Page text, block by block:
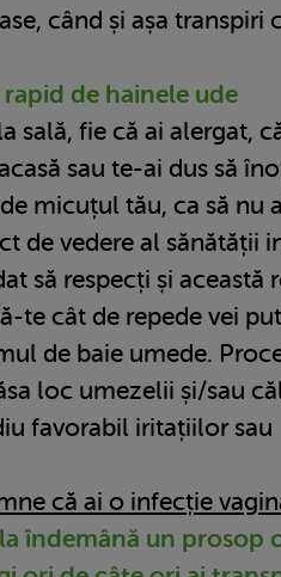
când și așa transpiri
de hainele ude
sală, fie că ai alergat,
sau te-ai dus să
micuțul tău, ca să nu
de vedere al sănătății
să respecți și această
te cât de repede vei
de baie umede.
loc umezelii și/sau
favorabil iritațiilor sau
că ai o infecție
la îndemână un prosop